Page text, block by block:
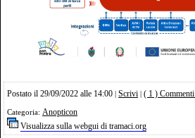
Postato il 29/09/2022 alle 14:00 Scrivi ( 1 ) Commenti
Categoria: Anopticon
Visualizza sulla webgui di tramaci.org